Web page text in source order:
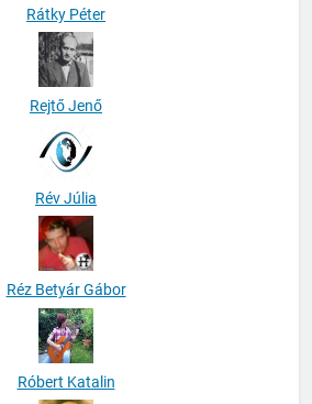
Rátky Péter
Rejtő Jenő
Rév Júlia
Réz Betyár Gábor
Róbert Katalin